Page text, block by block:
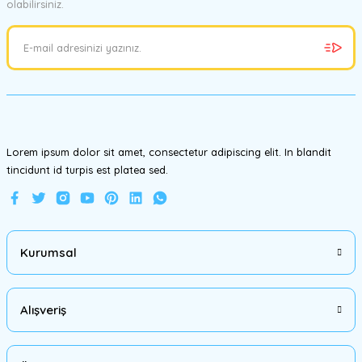
Ürün resmi kalitesiz, bozuk veya görüntülenemiyor.
Ürün bilgilerinde hatalar bulunuyor.
olabilirsiniz.
Lorem ipsum dolor sit amet, consectetur adipiscing elit. In blandit
tincidunt id turpis est platea sed.
Kurumsal
Alışveriş